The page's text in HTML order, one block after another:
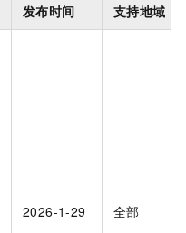
发布时间 支持地域
2026-1-29 全部